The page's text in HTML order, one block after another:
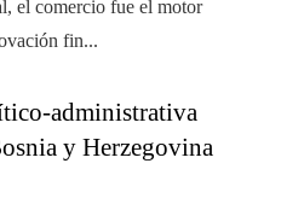
el comercio fue el motor
fin...
administrativa
y Herzegovina